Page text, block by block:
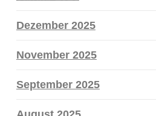
Dezember 2025
November 2025
September 2025